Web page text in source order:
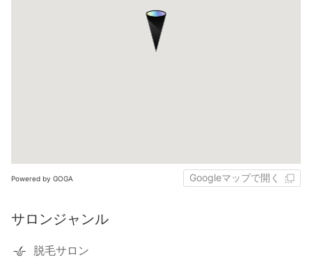
Powered by GOGA Googleマップで開く
サロンジャンル
脱毛サロン